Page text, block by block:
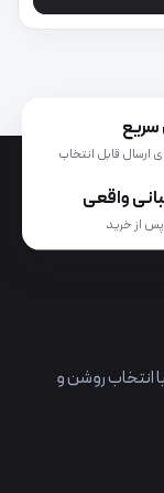
سریع
ارسال قابل انتخاب
واقعی
از خرید
انتخاب روشن و